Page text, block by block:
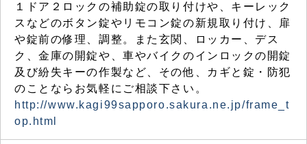
１ドア２ロックの補助錠の取り付けや、キーレック
スなどのボタン錠やリモコン錠の新規取り付け、扉
や錠前の修理、調整。また玄関、ロッカー、デス
ク、金庫の開錠や、車やバイクのインロックの開錠
及び紛失キーの作製など、その他、カギと錠・防犯
のことならお気軽にご相談下さい。
http://www.kagi99sapporo.sakura.ne.jp/frame_t
op.html